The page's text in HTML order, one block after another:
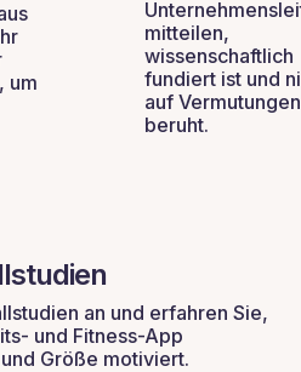
um
mitteilen,
wissenschaftlich
fundiert ist und
auf Vermutungen
beruht.
an und erfahren Sie,
und Fitness-App
Größe motiviert.